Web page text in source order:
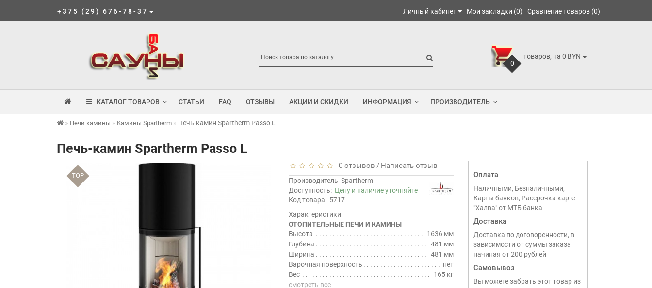
+375 (29) 676-78-37 Личный кабинет Мои закладки (0) Сравнение товаров (0)
0
товаров, на 0 BYN
КАТАЛОГ ТОВАРОВ СТАТЬИ FAQ ОТЗЫВЫ АКЦИИ И СКИДКИ ИНФОРМАЦИЯ ПРОИЗВОДИТЕЛЬ
Печи камины Камины Spartherm Печь-камин Spartherm Passo L
Печь-камин Spartherm Passo L
TOP
0 отзывов / Написать отзыв
Производитель Spartherm
Доступность: Цену и наличие уточняйте
Код товара: 5717
Характеристики
ОТОПИТЕЛЬНЫЕ ПЕЧИ И КАМИНЫ
Высота
1636 мм
Глубина
481 мм
Ширина
481 мм
Варочная поверхность
нет
Вес
165 кг
смотреть все
Оплата
Наличными, Безналичными,
Карты банков, Рассрочка карте
"Халва" от МТБ банка
Доставка
Доставка по договоренности, в
зависимости от суммы заказа
начиная от 200 рублей
Самовывоз
Вы можете забрать этот товар из